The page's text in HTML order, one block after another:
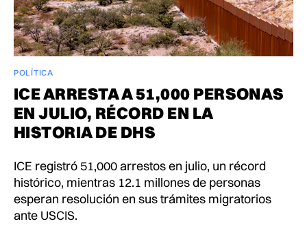
POLÍTICA
ICE ARRESTA A 51,000 PERSONAS
EN JULIO, RÉCORD EN LA
HISTORIA DE DHS
ICE registró 51,000 arrestos en julio, un récord
histórico, mientras 12.1 millones de personas
esperan resolución en sus trámites migratorios
ante USCIS.